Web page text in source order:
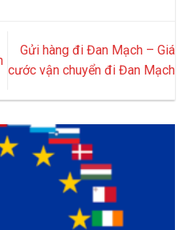
Gửi hàng đi Đan Mạch – Giá
cước vận chuyển đi Đan Mạch